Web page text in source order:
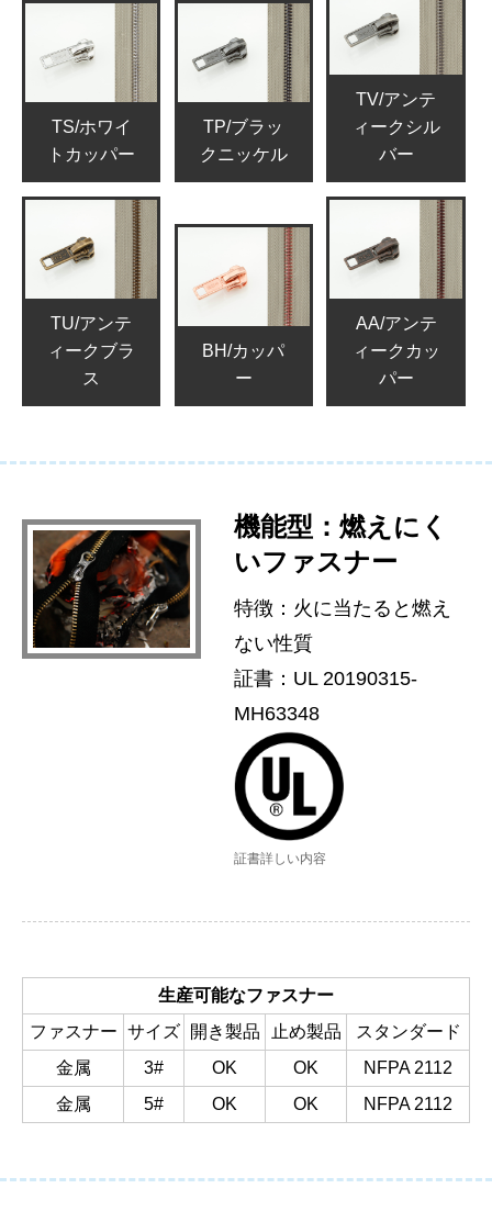
TS/ホワイ
トカッパー
TP/ブラッ
クニッケル
TV/アンテ
ィークシル
バー
TU/アンテ
ィークブラ
ス
BH/カッパ
ー
AA/アンテ
ィークカッ
パー
機能型：燃えにく
いファスナー
特徴：火に当たると燃え
ない性質
証書：UL 20190315-
MH63348
証書詳しい内容
生産可能なファスナー
ファスナー サイズ 開き製品 止め製品
スタンダード
金属
3# OK OK
NFPA 2112
金属
5# OK OK NFPA 2112